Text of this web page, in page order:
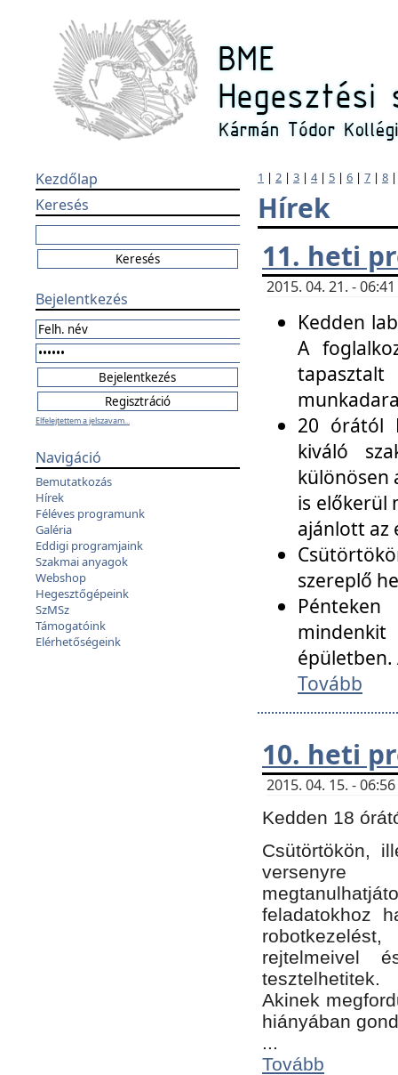
Kezdőlap
Keresés
Bejelentkezés
Elfelejtettem a jelszavam...
Navigáció
Bemutatkozás
Hírek
Féléves programunk
Galéria
Eddigi programjaink
Szakmai anyagok
Webshop
Hegesztőgépeink
SzMSz
Támogatóink
Elérhetőségeink
1 | 2 | 3 | 4| 5 | 6 | 7 | 8
Hírek
11. heti
2015. 04. 21. -
Kedden
A
20 órától
kiváló
különösen
is előkerül
ajánlott az
szereplő
épületben.
Tovább
10. heti
2015. 04. 15. -
Kedden 18
Csütörtökön,
versenyre
feladatokhoz
rejtelmeivel
tesztelhetitek.
Akinek
hiányában
...
Tovább